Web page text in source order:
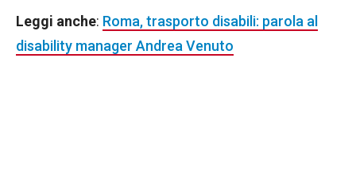
Leggi anche: Roma, trasporto disabili: parola al
disability manager Andrea Venuto